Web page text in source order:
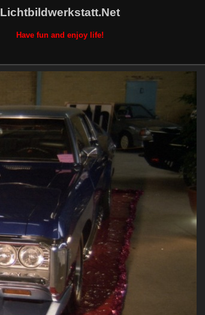
Lichtbildwerkstatt.Net
Have fun and enjoy life!